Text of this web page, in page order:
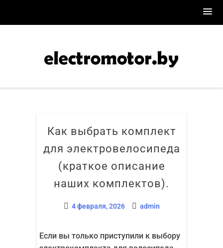
содержимому
Как выбрать ком­плект
для элек­тро­ве­ло­си­пе­да
(крат­кое опи­са­ние
наших комплектов).
4 февраля, 2026 admin
Если вы толь­ко при­сту­пи­ли к выбо­ру